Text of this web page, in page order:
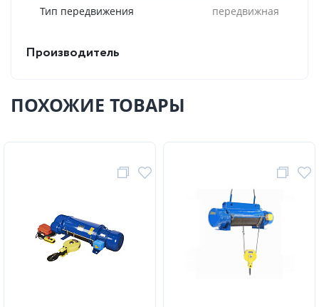
Тип передвижения
передвижная
Производитель
ПОХОЖИЕ ТОВАРЫ